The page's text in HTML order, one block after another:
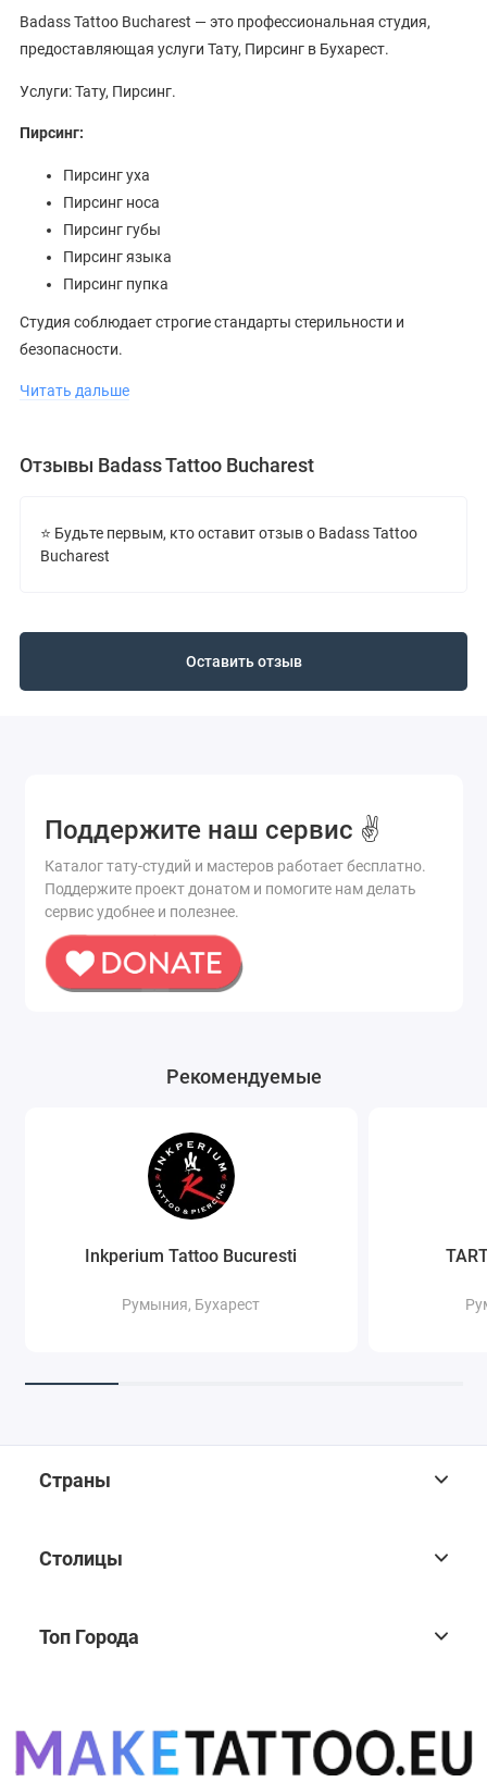
Badass Tattoo Bucharest — это профессиональная студия,
предоставляющая услуги Тату, Пирсинг в Бухарест.
Услуги: Тату, Пирсинг.
Пирсинг:
Пирсинг уха
Пирсинг носа
Пирсинг губы
Пирсинг языка
Пирсинг пупка
Студия соблюдает строгие стандарты стерильности и
безопасности.
Рекомендуется ознакомиться с портфолио и отзывами перед
Читать дальше
Отзывы Badass Tattoo Bucharest
⭐ Будьте первым, кто оставит отзыв о Badass Tattoo
Bucharest
Оставить отзыв
Поддержите наш сервис ✌️
Каталог тату-студий и мастеров работает бесплатно.
Поддержите проект донатом и помогите нам делать
сервис удобнее и полезнее.
Рекомендуемые
Inkperium Tattoo Bucuresti
Румыния, Бухарест
Страны
Столицы
Топ Города